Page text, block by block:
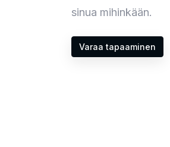
sinua mihinkään.
Varaa tapaaminen